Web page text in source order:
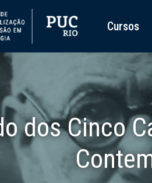
Cursos
dos Cinco